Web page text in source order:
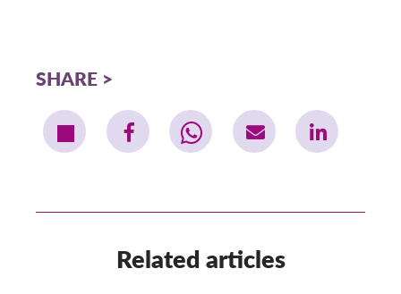
SHARE
Related articles